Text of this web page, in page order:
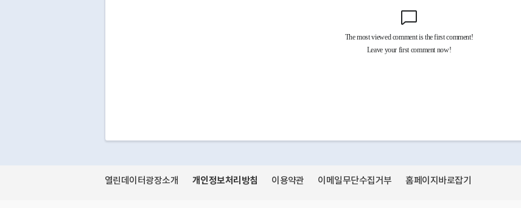
열린데이터광장소개 개인정보처리방침 이용약관 이메일무단수집거부 홈페이지바로잡기